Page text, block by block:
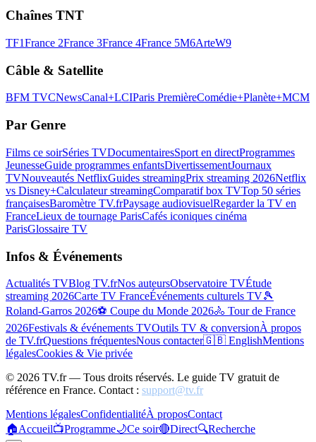
Chaînes TNT
TF1France 2France 3France 4France 5M6ArteW9
Câble & Satellite
BFM TVCNewsCanal+LCIParis PremièreComédie+Planète+MCM
Par Genre
Films ce soirSéries TVDocumentairesSport en directProgrammes
JeunesseGuide programmes enfantsDivertissementJournaux
TVNouveautés NetflixGuides streamingPrix streaming 2026Netflix
vs Disney+Calculateur streamingComparatif box TVTop 50 séries
françaisesBaromètre TV.frPaysage audiovisuelRegarder la TV en
FranceLieux de tournage ParisCafés iconiques cinéma
ParisGlossaire TV
Infos & Événements
Actualités TVBlog TV.frNos auteursObservatoire TVÉtude
streaming 2026Carte TV FranceÉvénements culturels TV🎾
Roland-Garros 2026⚽ Coupe du Monde 2026🚴 Tour de France
2026Festivals & événements TVOutils TV & conversionÀ propos
de TV.frQuestions fréquentesNous contacter🇬🇧 EnglishMentions
légalesCookies & Vie privée
© 2026 TV.fr — Tous droits réservés. Le guide TV gratuit de
référence en France. Contact : support@tv.fr
Mentions légalesConfidentialitéÀ proposContact
🏠Accueil📺Programme🌙Ce soir🔴Direct🔍Recherche